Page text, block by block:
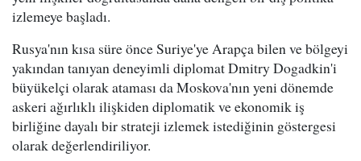
izlemeye başladı.
Rusya'nın kısa süre önce Suriye'ye Arapça bilen ve bölgeyi
yakından tanıyan deneyimli diplomat Dmitry Dogadkin'i
büyükelçi olarak ataması da Moskova'nın yeni dönemde
askeri ağırlıklı ilişkiden diplomatik ve ekonomik iş
birliğine dayalı bir strateji izlemek istediğinin göstergesi
olarak değerlendiriliyor.